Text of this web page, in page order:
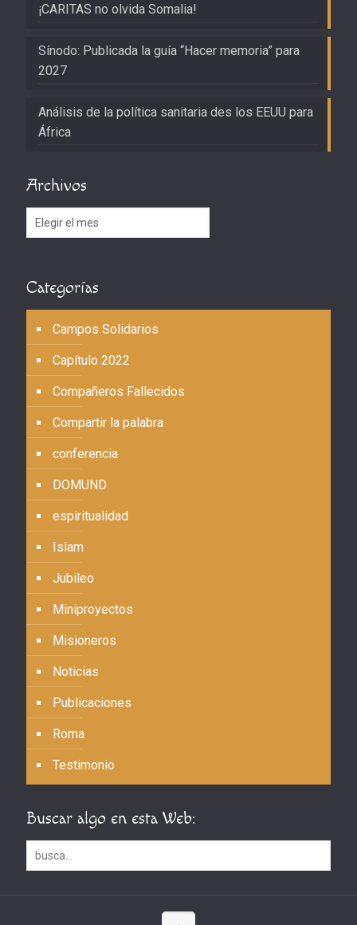
¡CARITAS no olvida Somalia!
Sínodo: Publicada la guía “Hacer memoria” para
2027
Análisis de la política sanitaria des los EEUU para
África
Archivos
Archivos
Categorías
Campos Solidarios
Capítulo 2022
Compañeros Fallecidos
Compartir la palabra
conferencia
DOMUND
espiritualidad
Islam
Jubileo
Miniproyectos
Misioneros
Noticias
Publicaciones
Roma
Testimonio
Buscar algo en esta Web: